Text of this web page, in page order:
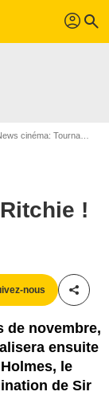
profil search
cinéma: Tournages
!
nous
de novembre,
ensuite
le
de Sir